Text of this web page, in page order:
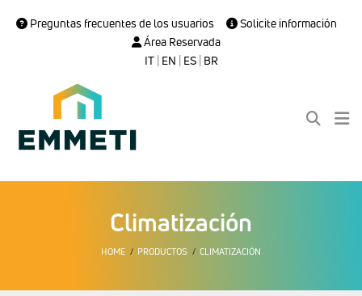
Preguntas frecuentes de los usuarios
Solicite información
Área Reservada
IT| EN | ES| BR
Climatización
HOME PRODUCTOS CLIMATIZACIÓN